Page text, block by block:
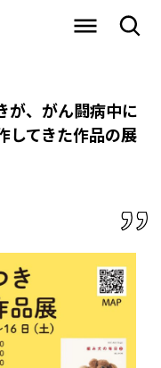
、がん闘病中に
してきた作品の展